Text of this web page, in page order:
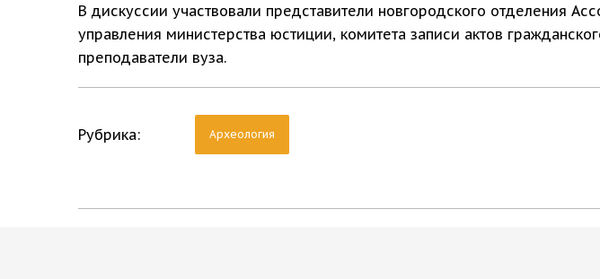
В дискуссии участвовали представители новгородского отделения
управления министерства юстиции, комитета записи актов
преподаватели вуза.
Рубрика: Археология